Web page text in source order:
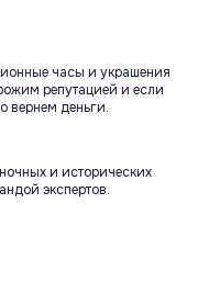
часы и украшения
репутацией и если
вернем деньги.
и исторических
экспертов.